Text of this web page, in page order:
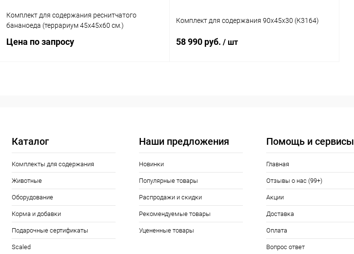
Комплект для содержания реснитчатого
бананоеда (террариум 45х45х60 см.)
Цена по запросу
Комплект для содержания 90х45х30 (К3164)
58 990 руб. / шт
Каталог
Комплекты для содержания
Животные
Оборудование
Корма и добавки
Подарочные сертификаты
Scaled
Наши предложения
Новинки
Популярные товары
Распродажи и скидки
Рекомендуемые товары
Уцененные товары
Помощь и сервисы
Главная
Отзывы о нас (99+)
Акции
Доставка
Оплата
Вопрос ответ